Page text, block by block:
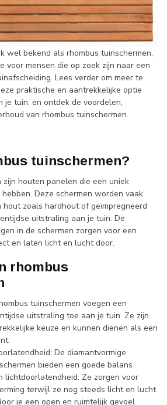
wel bekend als rhombus tuinschermen,
voor mensen die op zoek zijn naar een
Lees verder om meer te
praktische en aantrekkelijke optie
je tuin. en ontdek de voordelen,
van rhombus tuinschermen.
tuinschermen?
zijn houten panelen die een uniek
Deze schermen worden vaak
hout zoals hardhout of geïmpregneerd
uitstraling aan je tuin. De
in de schermen zorgen voor een
en laten licht en lucht door.
rhombus
tuinschermen voegen een
uitstraling toe aan je tuin. Ze zijn
keuze en kunnen dienen als een
De diamantvormige
bieden een goede balans
lichtdoorlatendheid. Ze zorgen voor
terwijl ze nog steeds licht en lucht
je een open en ruimtelijk gevoel